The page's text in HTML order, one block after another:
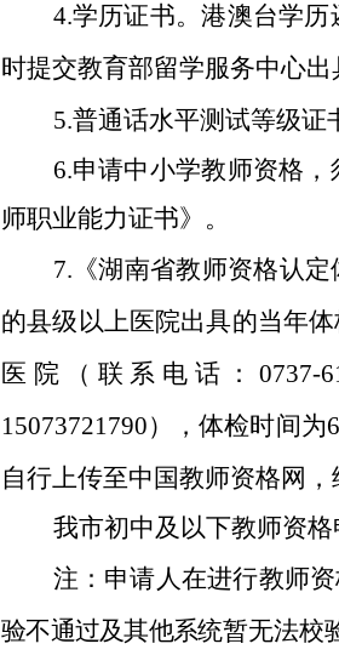
4.学历证书。港澳台学
时提交教育部留学服务中心出
5.普通话水平测试等级证
6.申请中小学教师资格
师职业能力证书》。
7.《湖南省教师资格认
的县级以上医院出具的当年
医院（联系电话：0737-
15073721790），体检时间为6
自行上传至中国教师资格网
我市初中及以下教师资
注：申请人在进行教师
验不通过及其他系统暂无法校